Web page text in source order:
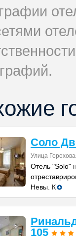
Соло
Улица
Отель "Solo"
Невы. К
105